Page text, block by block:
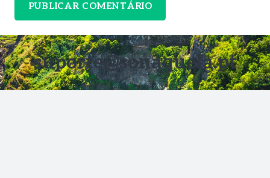
PUBLICAR COMENTÁRIO
suporte@sonaquela.pt